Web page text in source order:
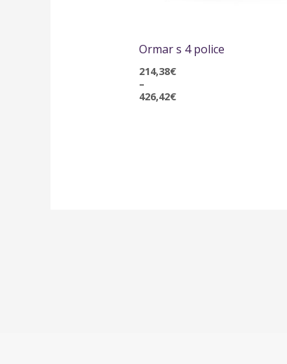
Ormar s 4 police
214,38€
–
426,42€